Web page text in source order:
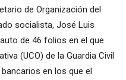
de Organización del
socialista, José Luis
de 46 folios en el que
(UCO) de la Guardia Civil
en los que el